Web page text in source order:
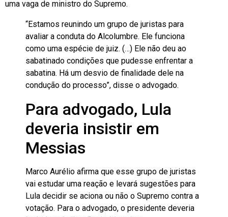
uma vaga de ministro do Supremo.
“Estamos reunindo um grupo de juristas para
avaliar a conduta do Alcolumbre. Ele funciona
como uma espécie de juiz. (…) Ele não deu ao
sabatinado condições que pudesse enfrentar a
sabatina. Há um desvio de finalidade dele na
condução do processo”, disse o advogado.
Para advogado, Lula
deveria insistir em
Messias
Marco Aurélio afirma que esse grupo de juristas
vai estudar uma reação e levará sugestões para
Lula decidir se aciona ou não o Supremo contra a
votação. Para o advogado, o presidente deveria